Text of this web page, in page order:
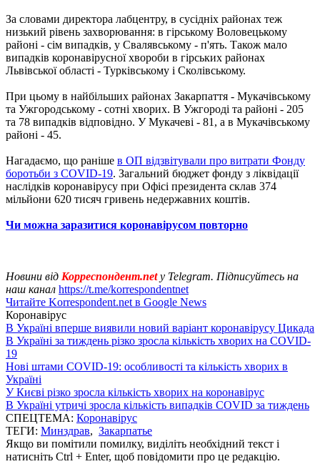
За словами директора лабцентру, в сусідніх районах теж
низький рівень захворювання: в гірському Воловецькому
районі - сім випадків, у Свалявському - п'ять. Також мало
випадків коронавірусної хвороби в гірських районах
Львівської області - Турківському і Сколівському.
При цьому в найбільших районах Закарпаття - Мукачівському
та Ужгородському - сотні хворих. В Ужгороді та районі - 205
та 78 випадків відповідно. У Мукачеві - 81, а в Мукачівському
районі - 45.
Нагадаємо, що раніше в ОП відзвітували про витрати Фонду
боротьби з COVID-19. Загальний бюджет фонду з ліквідації
наслідків коронавірусу при Офісі президента склав 374
мільйони 620 тисяч гривень недержавних коштів.
Чи можна заразитися коронавірусом повторно
Новини від Корреспондент.net у Telegram. Підписуйтесь на
наш канал https://t.me/korrespondentnet
Читайте Korrespondent.net в Google News
Коронавірус
В Україні вперше виявили новий варіант коронавірусу Цикада
В Україні за тиждень різко зросла кількість хворих на COVID-
19
Нові штами COVID-19: особливості та кількість хворих в
Україні
У Києві різко зросла кількість хворих на коронавірус
В Україні утричі зросла кількість випадків COVID за тиждень
СПЕЦТЕМА: Коронавірус
ТЕГИ: Минздрав, Закарпатье
Якщо ви помітили помилку, виділіть необхідний текст і
натисніть Ctrl + Enter, щоб повідомити про це редакцію.